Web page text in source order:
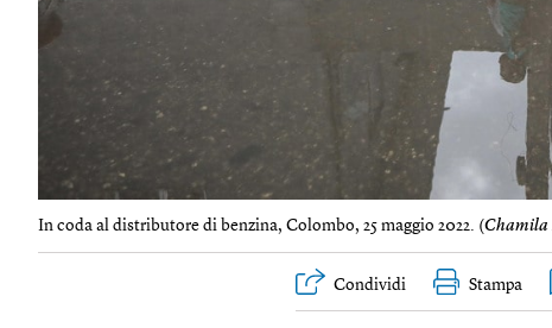
In coda al distributore di benzina, Colombo, 25 maggio 2022. (Chamila
Condividi Stampa